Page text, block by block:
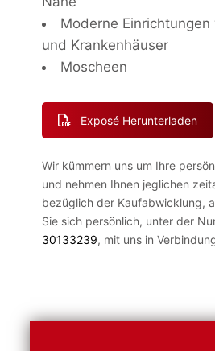
Moderne Einrichtungen
und Krankenhäuser
Moscheen
Exposé Herunterladen
Wir kümmern uns um Ihre
und nehmen Ihnen jeglichen
bezüglich der Kaufabwicklung,
Sie sich persönlich, unter der
30133239, mit uns in